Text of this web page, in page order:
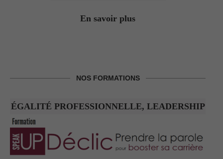
En savoir plus
NOS FORMATIONS
ÉGALITÉ PROFESSIONNELLE, LEADERSHIP